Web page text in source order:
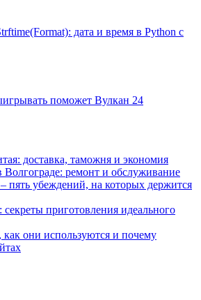
дата и время в Python с
поможет Вулкан 24
доставка, таможня и экономия
ремонт и обслуживание
убеждений, на которых держится
приготовления идеального
как они используются и почему